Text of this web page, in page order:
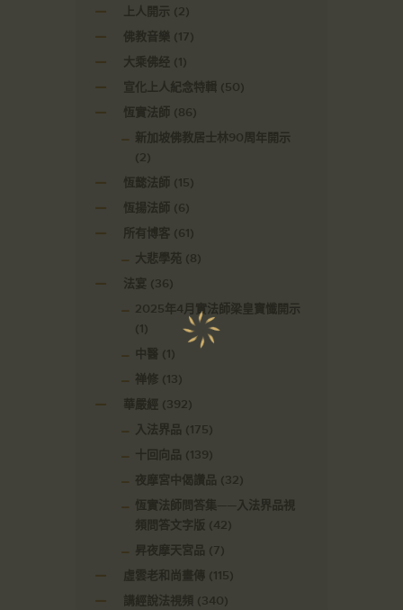
上人開示 (2)
佛教音樂 (17)
大乘佛经 (1)
宣化上人紀念特輯 (50)
恆實法師 (86)
新加坡佛教居士林90周年開示
(2)
恆懿法師 (15)
恆揚法師 (6)
所有博客 (61)
大悲學苑 (8)
法宴 (36)
2025年4月實法師梁皇寶懺開示
(1)
中醫 (1)
禅修 (13)
華嚴經 (392)
入法界品 (175)
十回向品 (139)
夜摩宮中偈讚品 (32)
恆實法師問答集——入法界品視
頻問答文字版 (42)
昇夜摩天宮品 (7)
虛雲老和尚畫傳 (115)
講經說法視頻
(340)